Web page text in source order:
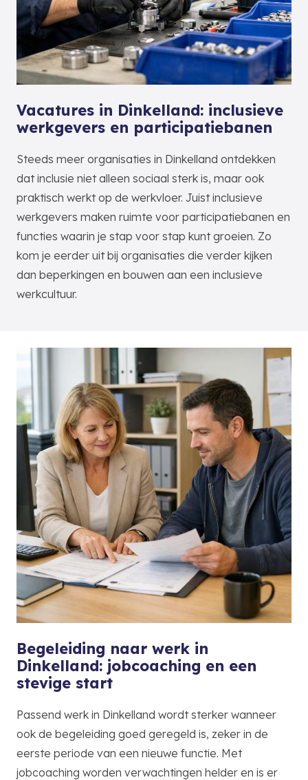
Vacatures in Dinkelland: inclusieve
werkgevers en participatiebanen
Steeds meer organisaties in Dinkelland ontdekken
dat inclusie niet alleen sociaal sterk is, maar ook
praktisch werkt op de werkvloer. Juist inclusieve
werkgevers maken ruimte voor participatiebanen en
functies waarin je stap voor stap kunt groeien. Zo
kom je eerder uit bij organisaties die verder kijken
dan beperkingen en bouwen aan een inclusieve
werkcultuur.
Begeleiding naar werk in
Dinkelland: jobcoaching en een
stevige start
Passend werk in Dinkelland wordt sterker wanneer
ook de begeleiding goed geregeld is, zeker in de
eerste periode van een nieuwe functie. Met
jobcoaching worden verwachtingen helder en is er